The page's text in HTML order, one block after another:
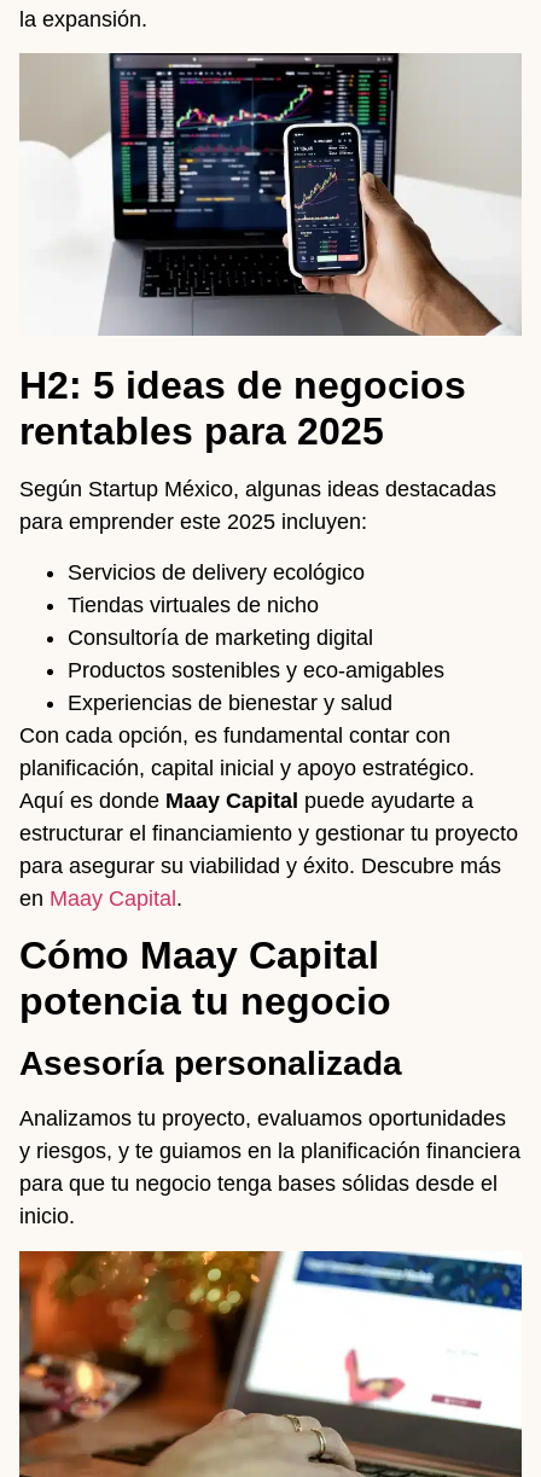
la expansión.
H2: 5 ideas de negocios
rentables para 2025
Según Startup México, algunas ideas destacadas
para emprender este 2025 incluyen:
Servicios de delivery ecológico
Tiendas virtuales de nicho
Consultoría de marketing digital
Productos sostenibles y eco-amigables
Experiencias de bienestar y salud
Con cada opción, es fundamental contar con
planificación, capital inicial y apoyo estratégico.
Aquí es donde Maay Capital puede ayudarte a
estructurar el financiamiento y gestionar tu proyecto
para asegurar su viabilidad y éxito. Descubre más
en Maay Capital.
Cómo Maay Capital
potencia tu negocio
Asesoría personalizada
Analizamos tu proyecto, evaluamos oportunidades
y riesgos, y te guiamos en la planificación financiera
para que tu negocio tenga bases sólidas desde el
inicio.